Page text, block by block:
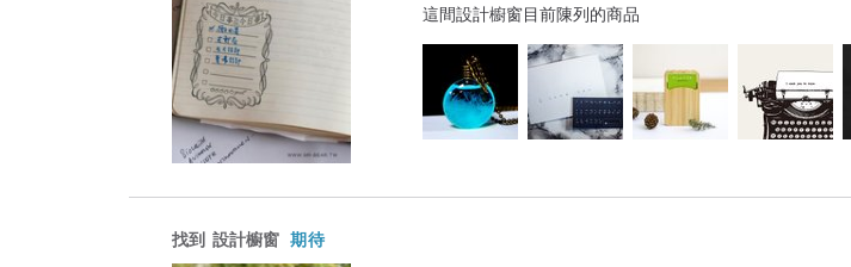
這間設計櫥窗目前陳列的商品
找到 設計櫥窗 期待